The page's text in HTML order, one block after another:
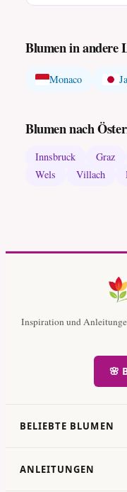
Blumen in andere
Monaco
Blumen nach
Innsbruck Graz
Wels
Villach
Inspiration und
🌸
BELIEBTE BLUMEN
ANLEITUNGEN